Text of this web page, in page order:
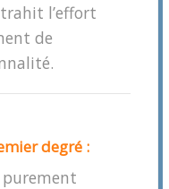
l’effort
de
degré :
purement